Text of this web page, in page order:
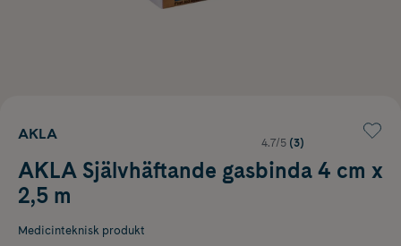
AKLA
4.7/5 (3)
AKLA Självhäftande gasbinda 4 cm x
2,5 m
Medicinteknisk produkt